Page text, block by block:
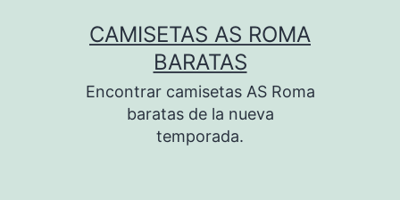
CAMISETAS AS ROMA
BARATAS
Encontrar camisetas AS Roma
baratas de la nueva
temporada.